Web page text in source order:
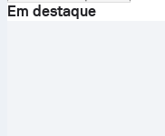
Em destaque